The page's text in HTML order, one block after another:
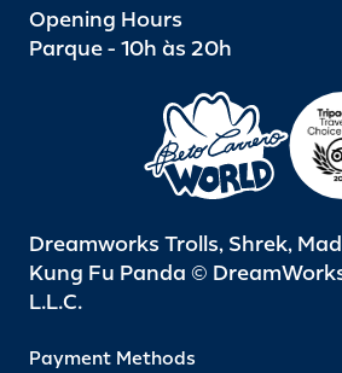
Opening Hours
Parque - 10h às 20h
Dreamworks Trolls, Shrek,
Kung Fu Panda ©
L.L.C.
Payment Methods